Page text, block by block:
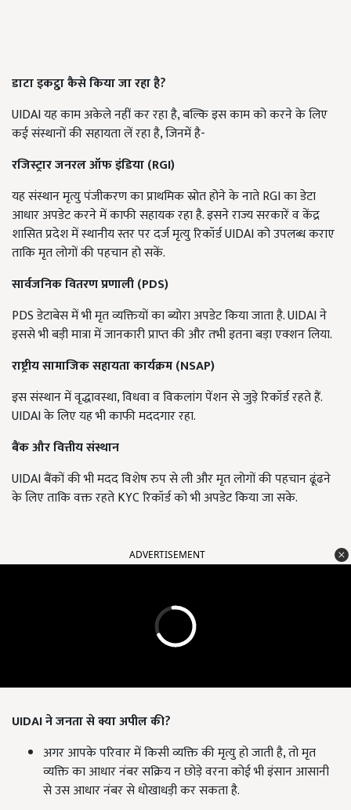
डाटाइकट्ठा कैसे किया जा रहा है?
UIDAI यह काम अकेले नहीं कर रहा है, बल्कि इस काम को करने के लिए
कई संस्थानों की सहायता लें रहा है, जिनमें है-
रजिस्ट्रारजनरलऑफइंडिया (RGI)
यह संस्थान मृत्यु पंजीकरण का प्राथमिक स्रोत होने के नाते RGI का डेटा
आधार अपडेट करने में काफी सहायक रहा है. इसने राज्य सरकारें व केंद्र
शासित प्रदेश में स्थानीय स्तर पर दर्ज मृत्यु रिकॉर्ड UIDAI को उपलब्ध कराए
ताकि मृत लोगों की पहचान हो सकें.
सार्वजनिक वितरण प्रणाली(PDS)
PDS डेटाबेस में भी मृत व्यक्तियों का ब्योरा अपडेट किया जाता है. UIDAI ने
इससे भी बड़ी मात्रा में जानकारी प्राप्त की और तभी इतना बड़ा एक्शन लिया.
राष्ट्रीयसामाजिकसहायताकार्यक्रम (NSAP)
इस संस्थान में वृद्धावस्था, विधवा व विकलांग पेंशन से जुड़े रिकॉर्ड रहते हैं.
UIDAI के लिए यह भी काफी मददगार रहा.
बैंकऔरवित्तीयसंस्थान
UIDAI बैंकों की भी मदद विशेष रुप से ली और मृत लोगों की पहचान ढूंढने
के लिए ताकि वक्त रहते KYC रिकॉर्ड को भी अपडेट किया जा सके.
ADVERTISEMENT
UIDAIने जनता से क्याअपीलकी?
अगर आपके परिवार में किसी व्यक्ति की मृत्यु हो जाती है, तो मृत
व्यक्ति का आधार नंबर सक्रिय न छोड़े वरना कोई भी इंसान आसानी
से उस आधार नंबर से धोखाधड़ी कर सकता है.